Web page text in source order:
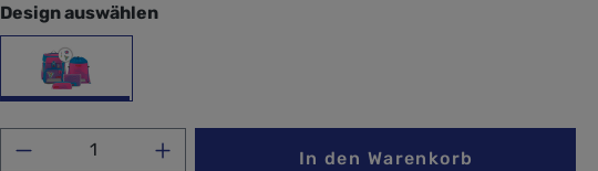
Design auswählen
Kolibri Kaja
Produkt Anzahl: Gib den gewünschten Wert ein
In den Warenkorb